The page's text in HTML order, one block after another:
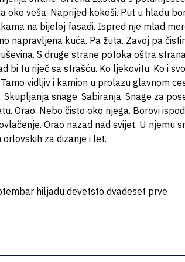
oko veša. Naprijed kokoši. Put u hladu
na bijeloj fasadi. Ispred nje mlad
napravljena kuća. Pa žuta. Zavoj pa
S druge strane potoka oštra
bi tu riječ sa strašću. Ko ljekovitu. Ko i
vidljiv i kamion u prolazu glavnom
Skupljanja snage. Sabiranja. Snage za
Orao. Nebo čisto oko njega. Borovi
Orao nazad nad svijet. U njemu
orlovskih za dizanje i let.
hiljadu devetsto dvadeset prve